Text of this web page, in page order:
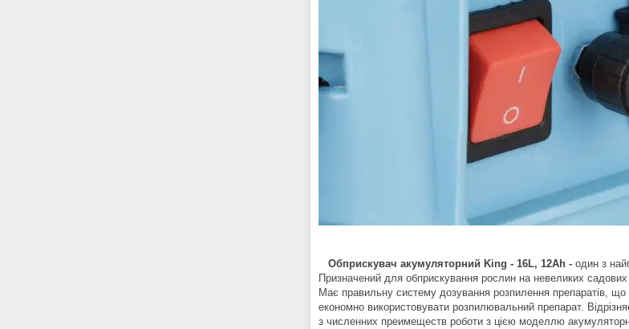
Обприскувач акумуляторний King - 16L, 12Ah - один з
Призначений для обприскування рослин на невеликих
Має правильну систему дозування розпилення препаратів,
економно використовувати розпилювальний препарат.
з численних преимеществ роботи з цією моделлю